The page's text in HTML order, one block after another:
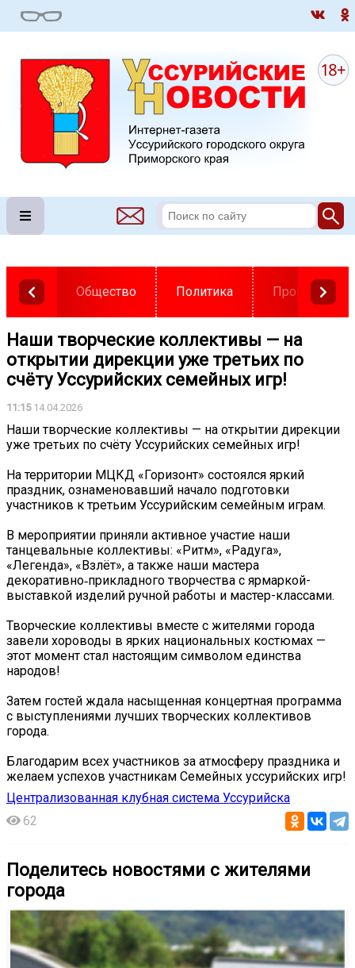
Общество Политика
Наши творческие коллективы — на
открытии дирекции уже третьих по
счёту Уссурийских семейных игр!
11:1514.04.2026
Наши творческие коллективы — на открытии дирекции
уже третьих по счёту Уссурийских семейных игр!
На территории МЦКД «Горизонт» состоялся яркий
праздник, ознаменовавший начало подготовки
участников к третьим Уссурийским семейным играм.
В мероприятии приняли активное участие наши
танцевальные коллективы: «Ритм», «Радуга»,
«Легенда», «Взлёт», а также наши мастера
декоративно‑прикладного творчества с ярмаркой-
выставкой изделий ручной работы и мастер-классами.
Творческие коллективы вместе с жителями города
завели хороводы в ярких национальных костюмах —
этот момент стал настоящим символом единства
народов!
Затем гостей ждала насыщенная концертная программа
с выступлениями лучших творческих коллективов
города.
Благодарим всех участников за атмосферу праздника и
желаем успехов участникам Семейных уссурийских игр!
Централизованная клубная система Уссурийска
62
Поделитесь новостями с жителями
города